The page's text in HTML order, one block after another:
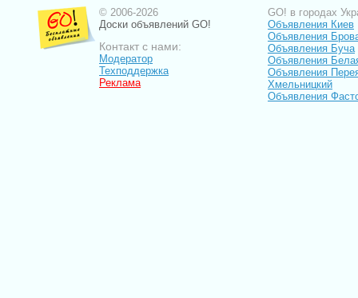
© 2006-2026
Доски объявлений GO!
Контакт с нами:
Модератор
Техподдержка
Реклама
GO! в городах
Объявления Киев
Объявления
Объявления Буча
Объявления
Объявления
Хмельницкий
Объявления